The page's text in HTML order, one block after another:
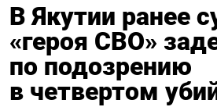
В Якутии ранее
«героя СВО»
по подозрению
в четвертом